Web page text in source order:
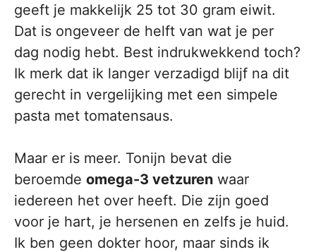
geeft je makkelijk 25 tot 30 gram eiwit.
Dat is ongeveer de helft van wat je per
dag nodig hebt. Best indrukwekkend toch?
Ik merk dat ik langer verzadigd blijf na dit
gerecht in vergelijking met een simpele
pasta met tomatensaus.
Maar er is meer. Tonijn bevat die
beroemde omega-3 vetzuren waar
iedereen het over heeft. Die zijn goed
voor je hart, je hersenen en zelfs je huid.
Ik ben geen dokter hoor, maar sinds ik